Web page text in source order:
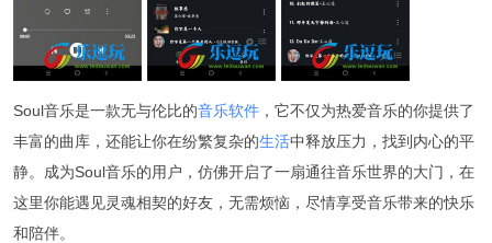
Soul音乐是一款无与伦比的音乐软件 ，它不仅为热爱音乐的你提供了
丰富的曲库，还能让你在纷繁复杂的生活中释放压力，找到内心的平
静。成为Soul音乐的用户，仿佛开启了一扇通往音乐世界的大门，在
这里你能遇见灵魂相契的好友，无需烦恼，尽情享受音乐带来的快乐
和陪伴。